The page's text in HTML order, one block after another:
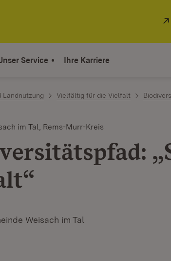
Service Ihre Karriere
Landnutzung Vielfältig für die Vielfalt
im Tal, Rems-Murr-Kreis
Weisach im Tal